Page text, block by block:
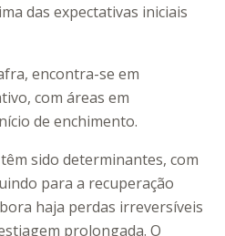
das expectativas iniciais
encontra-se em
com áreas em
de enchimento.
sido determinantes, com
para a recuperação
haja perdas irreversíveis
prolongada. O